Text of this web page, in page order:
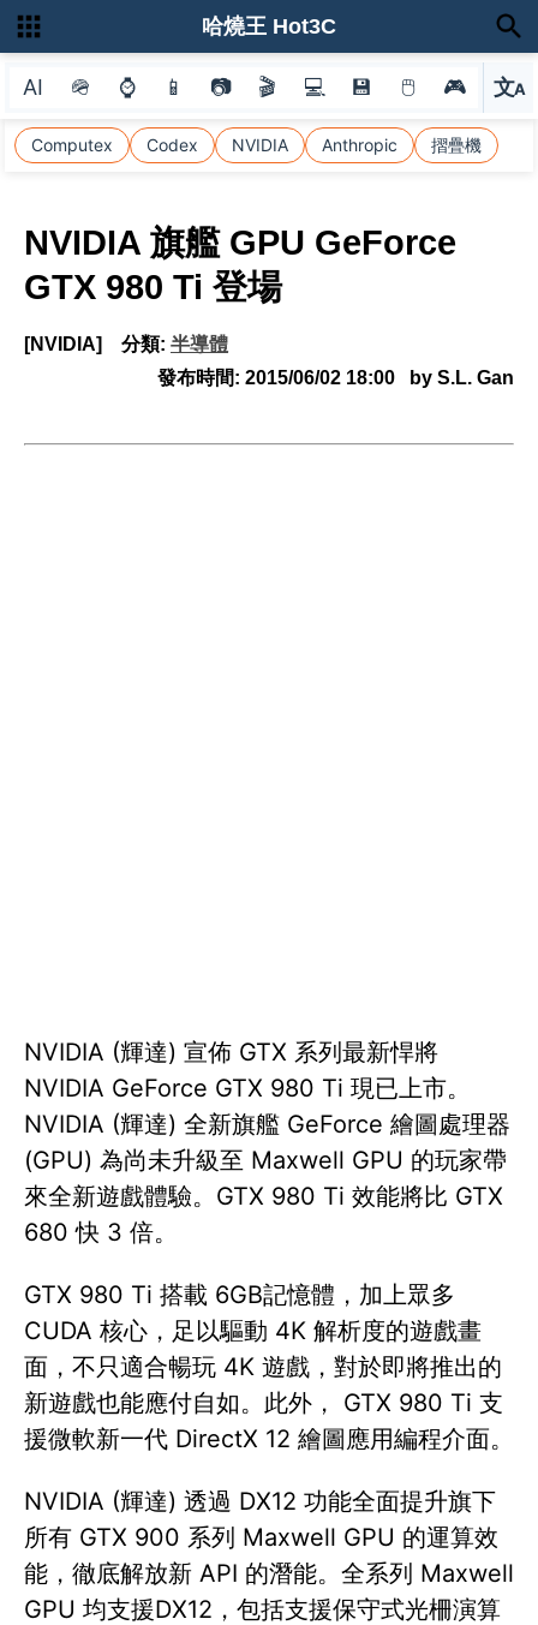
AI 🪖 ⌚ 📱 📷 🎬 💻 💾 🖱 🎮 文A
選
Computex Codex NVIDIA Anthropic 摺疊機
哈燒王 Hot3C
NVIDIA 旗艦 GPU GeForce
GTX 980 Ti 登場
[NVIDIA] 分類: 半導體
發布時間: 2015/06/02 18:00 by S.L. Gan
NVIDIA (輝達) 宣佈 GTX 系列最新悍將
NVIDIA GeForce GTX 980 Ti 現已上市。
NVIDIA (輝達) 全新旗艦 GeForce 繪圖處理器
(GPU) 為尚未升級至 Maxwell GPU 的玩家帶
來全新遊戲體驗。GTX 980 Ti 效能將比 GTX
680 快 3 倍。
GTX 980 Ti 搭載 6GB記憶體，加上眾多
CUDA 核心，足以驅動 4K 解析度的遊戲畫
面，不只適合暢玩 4K 遊戲，對於即將推出的
新遊戲也能應付自如。此外， GTX 980 Ti 支
援微軟新一代 DirectX 12 繪圖應用編程介面。
NVIDIA (輝達) 透過 DX12 功能全面提升旗下
所有 GTX 900 系列 Maxwell GPU 的運算效
能，徹底解放新 API 的潛能。全系列 Maxwell
GPU 均支援DX12，包括支援保守式光柵演算